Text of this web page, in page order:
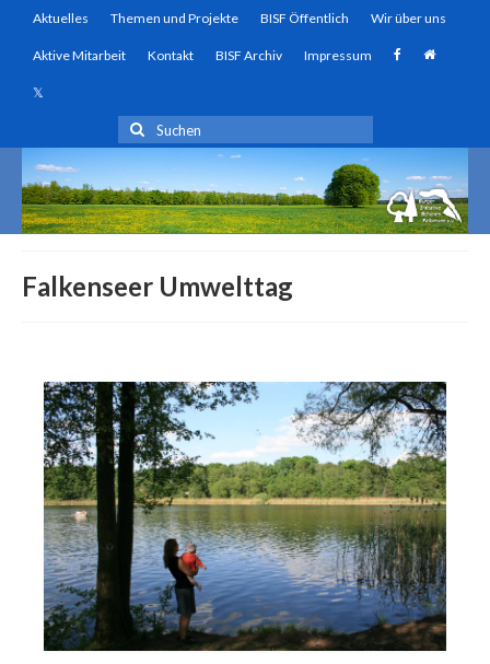
Aktuelles Themen und Projekte BISF Öffentlich Wir über uns
Aktive Mitarbeit Kontakt BISF Archiv Impressum
Suchen
nach:
Falkenseer Umwelttag